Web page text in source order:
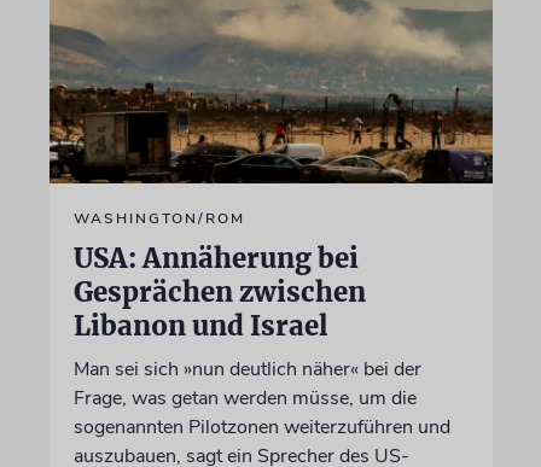
WASHINGTON/ROM
USA: Annäherung bei
Gesprächen zwischen
Libanon und Israel
Man sei sich »nun deutlich näher« bei der
Frage, was getan werden müsse, um die
sogenannten Pilotzonen weiterzuführen und
auszubauen, sagt ein Sprecher des US-